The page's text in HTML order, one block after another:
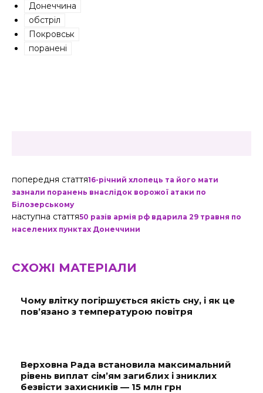
Донеччина
обстріл
Покровськ
поранені
попередня стаття16-річний хлопець та його мати
зазнали поранень внаслідок ворожої атаки по
Білозерському
наступна стаття50 разів армія рф вдарила 29 травня по
населених пунктах Донеччини
СХОЖІ МАТЕРІАЛИ
Чому влітку погіршується якість сну, і як це
пов’язано з температурою повітря
Верховна Рада встановила максимальний
рівень виплат сім’ям загиблих і зниклих
безвісти захисників — 15 млн грн